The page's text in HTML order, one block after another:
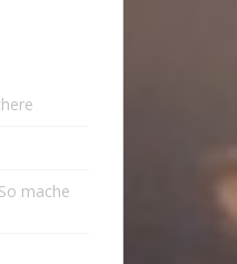
mache